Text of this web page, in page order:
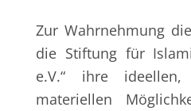
Zur Wahrnehmung
die Stiftung für
e.V.“ ihre
materiellen